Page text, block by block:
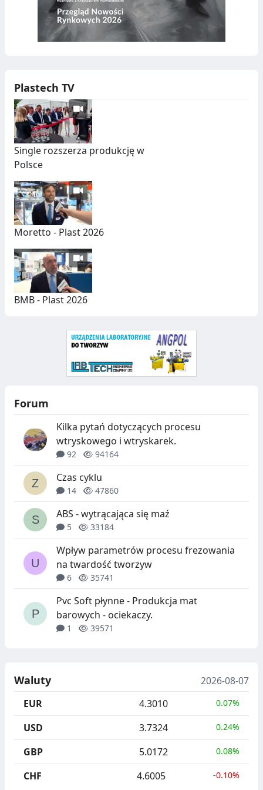
Y
W
T
U
C
Z
N
Y
C
H
P
A
W
Plastech TV
Single rozszerza produkcję w
Polsce
Moretto - Plast 2026
BMB - Plast 2026
Forum
Kilka pytań dotyczących procesu
wtryskowego i wtryskarek.
92 94164
Czas cyklu
14 47860
ABS - wytrącająca się maź
5 33184
Wpływ parametrów procesu frezowania
na twardość tworzyw
6 35741
Pvc Soft płynne - Produkcja mat
barowych - ociekaczy.
1 39571
Waluty
2026-08-07
EUR
4.3010 0.07%
USD 3.7324 0.24%
GBP 5.0172 0.08%
CHF 4.6005 -0.10%